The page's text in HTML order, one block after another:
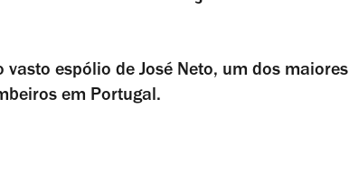
espólio de José Neto, um dos maiores
em Portugal.